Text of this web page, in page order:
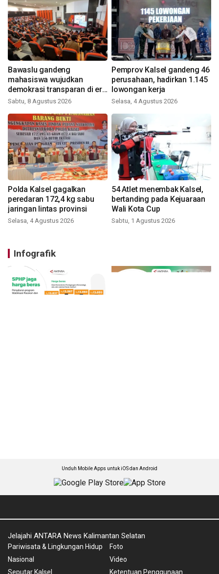
Bawaslu gandeng
mahasiswa wujudkan
demokrasi transparan di era
digital
Sabtu, 8 Agustus 2026
Pemprov Kalsel gandeng 46
perusahaan, hadirkan 1.145
lowongan kerja
Selasa, 4 Agustus 2026
Polda Kalsel gagalkan
peredaran 172,4 kg sabu
jaringan lintas provinsi
Selasa, 4 Agustus 2026
54 Atlet menembak Kalsel,
bertanding pada Kejuaraan
Wali Kota Cup
Sabtu, 1 Agustus 2026
Infografik
Unduh Mobile Apps untuk iOS dan Android
Jelajahi ANTARA News Kalimantan Selatan
Pariwisata & Lingkungan Hidup
Nasional
Seputar Kalsel
Foto
Video
Ketentuan Penggunaan